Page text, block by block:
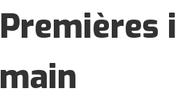
Premières
main